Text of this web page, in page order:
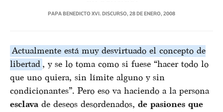
PAPA BENEDICTO XVI. DISCURSO, 28 DE ENERO, 2008
Actualmente está muy desvirtuado el concepto de
libertad , y se lo toma como si fuese “hacer todo lo
que uno quiera, sin límite alguno y sin
condicionantes”. Pero eso va haciendo a la persona
esclava de deseos desordenados, de pasiones que